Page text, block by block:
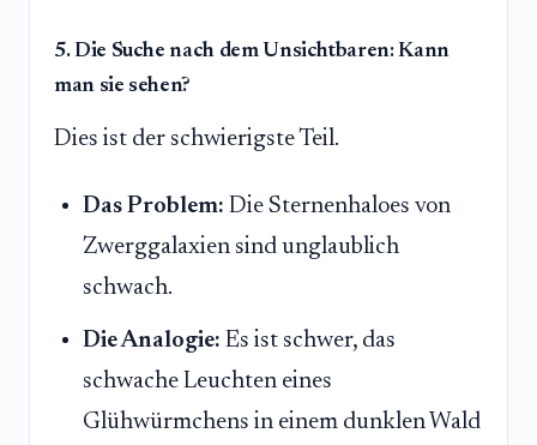
5. Die Suche nach dem Unsichtbaren: Kann
man sie sehen?
Dies ist der schwierigste Teil.
Das Problem: Die Sternenhaloes von
Zwerggalaxien sind unglaublich
schwach.
Die Analogie: Es ist schwer, das
schwache Leuchten eines
Glühwürmchens in einem dunklen Wald